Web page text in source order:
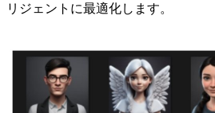
リジェントに最適化します。